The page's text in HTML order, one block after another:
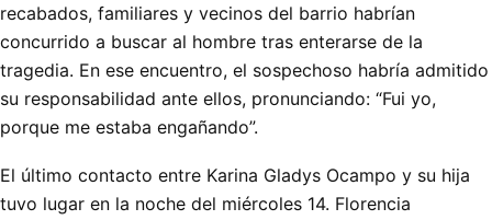
recabados, familiares y vecinos del barrio habrían
concurrido a buscar al hombre tras enterarse de la
tragedia. En ese encuentro, el sospechoso habría admitido
su responsabilidad ante ellos, pronunciando: “Fui yo,
porque me estaba engañando”.
El último contacto entre Karina Gladys Ocampo y su hija
tuvo lugar en la noche del miércoles 14. Florencia